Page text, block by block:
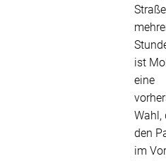
ist
eine
Wahl,
den
im